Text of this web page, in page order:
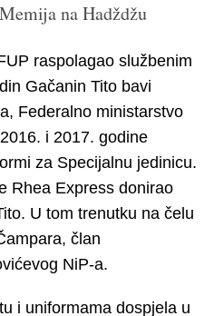
na Hadždžu
raspolagao službenim
Gačanin Tito bavi
Federalno ministarstvo
i 2017. godine
za Specijalnu jedinicu.
Rhea Express donirao
U tom trenutku na čelu
član
NiP-a.
i uniformama dospjela u